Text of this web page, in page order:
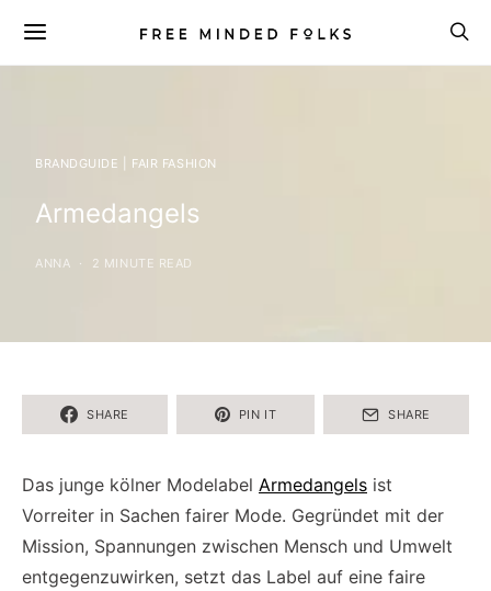
BRANDGUIDE | FAIR FASHION
Armedangels
ANNA 2 MINUTE READ
SHARE PIN IT SHARE
Das junge kölner Modelabel Armedangels ist
Vorreiter in Sachen fairer Mode. Gegründet mit der
Mission, Spannungen zwischen Mensch und Umwelt
entgegenzuwirken, setzt das Label auf eine faire